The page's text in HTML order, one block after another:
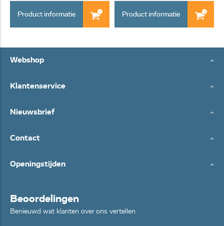
Product informatie Product informatie
Webshop
Klantenservice
Nieuwsbrief
Contact
Openingstijden
Beoordelingen
Benieuwd wat klanten over ons vertellen